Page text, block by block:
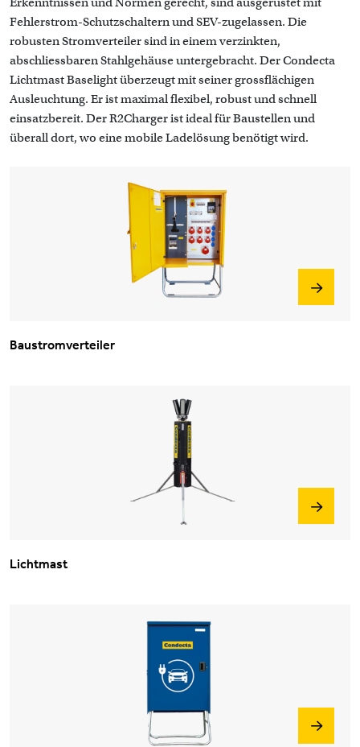
Fehlerstrom-Schutzschaltern und SEV-zugelassen. Die
robusten Stromverteiler sind in einem verzinkten,
abschliessbaren Stahlgehäuse untergebracht. Der Condecta
Lichtmast Baselight überzeugt mit seiner grossflächigen
Ausleuchtung. Er ist maximal flexibel, robust und schnell
einsatzbereit. Der R2Charger ist ideal für Baustellen und
überall dort, wo eine mobile Ladelösung benötigt wird.
Baustromverteiler
Lichtmast